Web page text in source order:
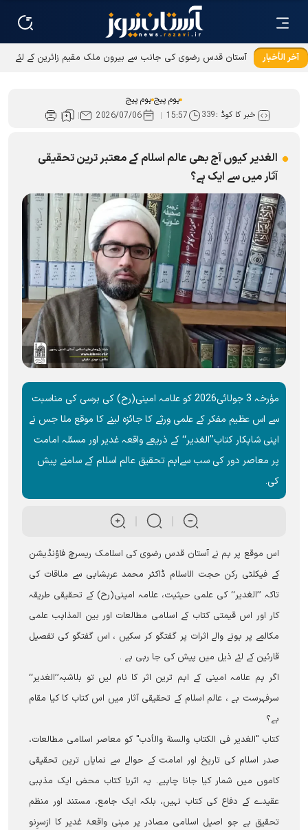
آخر الأخبار
ہوم پیج ہوم پیج
خبر کا کوڈ :339
15:57
2026/07/06
الغدیر کیوں آج بھی عالم اسلام کے معتبر ترین تحقیقی
آثار میں سے ایک ہے؟
مؤرخہ 3 جولائی2026 کو علامہ امینی(رح) کی برسی کی مناسبت
سے اس عظیم مفکر کے علمی ورثے کا جائزہ لینے کا موقع ملا جس نے
اپنی شاہکار کتاب’’الغدیر‘‘ کے ذریعے واقعہ غدیر اور مسئلہ امامت
پر معاصر دور کی سب سےاہم تحقیق عالم اسلام کے سامنے پیش
کی۔
اس موقع پر ہم نے آستان قدس رضوی کی اسلامک ریسرچ فاؤنڈیشن
کے فیکلٹی رکن حجت الاسلام ڈاکٹر محمد عربشاہی سے ملاقات کی
تاکہ ’’الغدیر‘‘ کی علمی حیثیت، علامہ امینی(رح) کے تحقیقی طریقہ
کار اور اس قیمتی کتاب کے اسلامی مطالعات اور بین المذاہب علمی
مکالمے پر ہونے والے اثرات پر گفتگو کر سکیں ، اس گفتگو کی تفصیل
قارئین کے لئے ذیل میں پیش کی جا رہی ہے ۔
اگر ہم علامہ امینی کے اہم ترین اثر کا نام لیں تو بلاشبہ’’الغدیر‘‘
سرفہرست ہے ، عالم اسلام کے تحقیقی آثار میں اس کتاب کا کیا مقام
ہے؟
کتاب "الغدیر فی الکتاب والسنة والأدب" کو معاصر اسلامی مطالعات،
صدر اسلام کی تاریخ اور امامت کے حوالے سے نمایاں ترین تحقیقی
کاموں میں شمار کیا جانا چاہیے۔ یہ اثریا کتاب محض ایک مذہبی
عقیدے کے دفاع کی کتاب نہیں، بلکہ ایک جامع، مستند اور منظم
تحقیق ہے جو اصیل اسلامی مصادر پر مبنی واقعۂ غدیر کا ازسرِنو